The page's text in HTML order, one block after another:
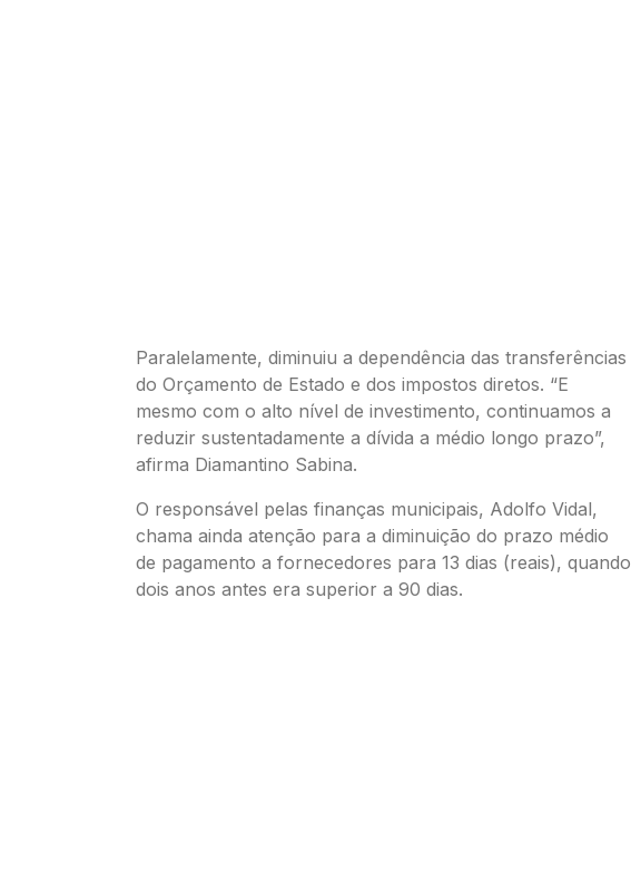
Paralelamente, diminuiu a dependência das transferências
do Orçamento de Estado e dos impostos diretos. “E
mesmo com o alto nível de investimento, continuamos a
reduzir sustentadamente a dívida a médio longo prazo”,
afirma Diamantino Sabina.
O responsável pelas finanças municipais, Adolfo Vidal,
chama ainda atenção para a diminuição do prazo médio
de pagamento a fornecedores para 13 dias (reais), quando
dois anos antes era superior a 90 dias.